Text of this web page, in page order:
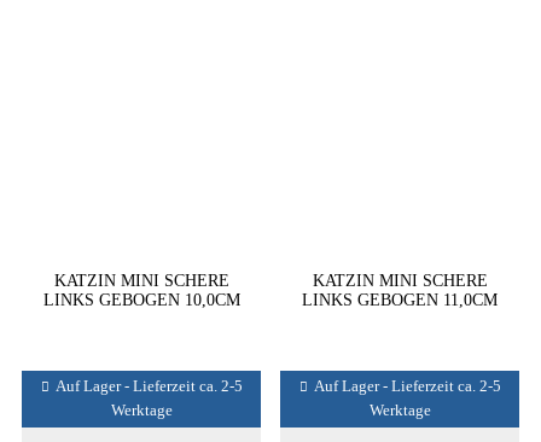
KATZIN MINI SCHERE
LINKS GEBOGEN 10,0CM
Auf Lager - Lieferzeit ca. 2-5
Werktage
KATZIN MINI SCHERE
LINKS GEBOGEN 11,0CM
Auf Lager - Lieferzeit ca. 2-5
Werktage